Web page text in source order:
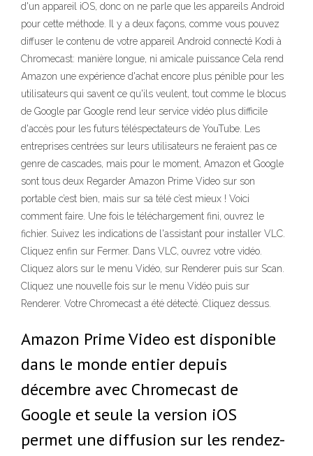
d'un appareil iOS, donc on ne parle que les appareils Android
pour cette méthode. Il y a deux façons, comme vous pouvez
diffuser le contenu de votre appareil Android connecté Kodi à
Chromecast: manière longue, ni amicale puissance Cela rend
Amazon une expérience d'achat encore plus pénible pour les
utilisateurs qui savent ce qu'ils veulent, tout comme le blocus
de Google par Google rend leur service vidéo plus difficile
d'accès pour les futurs téléspectateurs de YouTube. Les
entreprises centrées sur leurs utilisateurs ne feraient pas ce
genre de cascades, mais pour le moment, Amazon et Google
sont tous deux Regarder Amazon Prime Video sur son
portable c’est bien, mais sur sa télé c’est mieux ! Voici
comment faire. Une fois le téléchargement fini, ouvrez le
fichier. Suivez les indications de l'assistant pour installer VLC.
Cliquez enfin sur Fermer. Dans VLC, ouvrez votre vidéo.
Cliquez alors sur le menu Vidéo, sur Renderer puis sur Scan.
Cliquez une nouvelle fois sur le menu Vidéo puis sur
Renderer. Votre Chromecast a été détecté. Cliquez dessus.
Amazon Prime Video est disponible
dans le monde entier depuis
décembre avec Chromecast de
Google et seule la version iOS
permet une diffusion sur les rendez-